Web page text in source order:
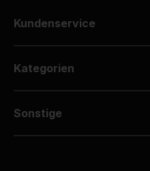
gekauft und bin sehr
Qualität.
Kundenservice
Kategorien
Sonstige